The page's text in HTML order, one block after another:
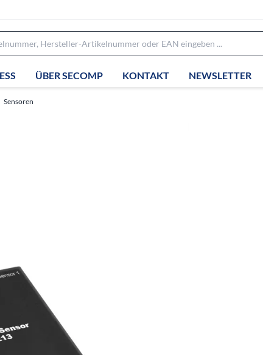
ÜBER SECOMP KONTAKT NEWSLETTER
Sensoren